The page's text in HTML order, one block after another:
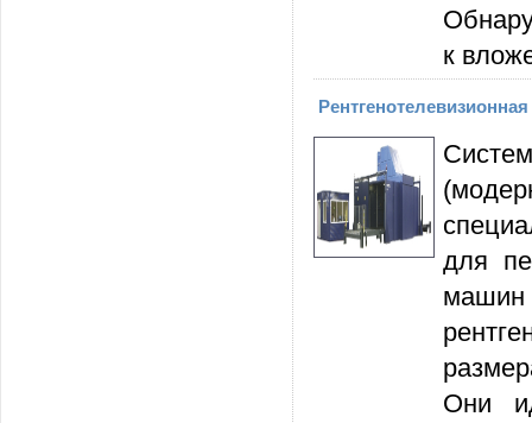
к
для
Они